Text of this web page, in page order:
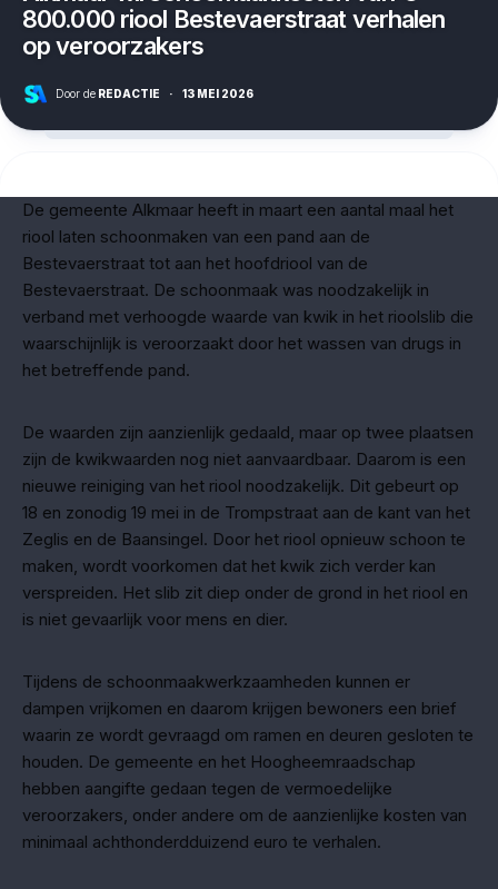
800.000 riool Bestevaerstraat verhalen
op veroorzakers
Door de REDACTIE · 13 MEI 2026
De gemeente Alkmaar heeft in maart een aantal maal het
riool laten schoonmaken van een pand aan de
Bestevaerstraat tot aan het hoofdriool van de
Bestevaerstraat. De schoonmaak was noodzakelijk in
verband met verhoogde waarde van kwik in het rioolslib die
waarschijnlijk is veroorzaakt door het wassen van drugs in
het betreffende pand.
De waarden zijn aanzienlijk gedaald, maar op twee plaatsen
zijn de kwikwaarden nog niet aanvaardbaar. Daarom is een
nieuwe reiniging van het riool noodzakelijk. Dit gebeurt op
18 en zonodig 19 mei in de Trompstraat aan de kant van het
Zeglis en de Baansingel. Door het riool opnieuw schoon te
maken, wordt voorkomen dat het kwik zich verder kan
verspreiden. Het slib zit diep onder de grond in het riool en
is niet gevaarlijk voor mens en dier.
Tijdens de schoonmaakwerkzaamheden kunnen er
dampen vrijkomen en daarom krijgen bewoners een brief
waarin ze wordt gevraagd om ramen en deuren gesloten te
houden. De gemeente en het Hoogheemraadschap
hebben aangifte gedaan tegen de vermoedelijke
veroorzakers, onder andere om de aanzienlijke kosten van
minimaal achthonderdduizend euro te verhalen.